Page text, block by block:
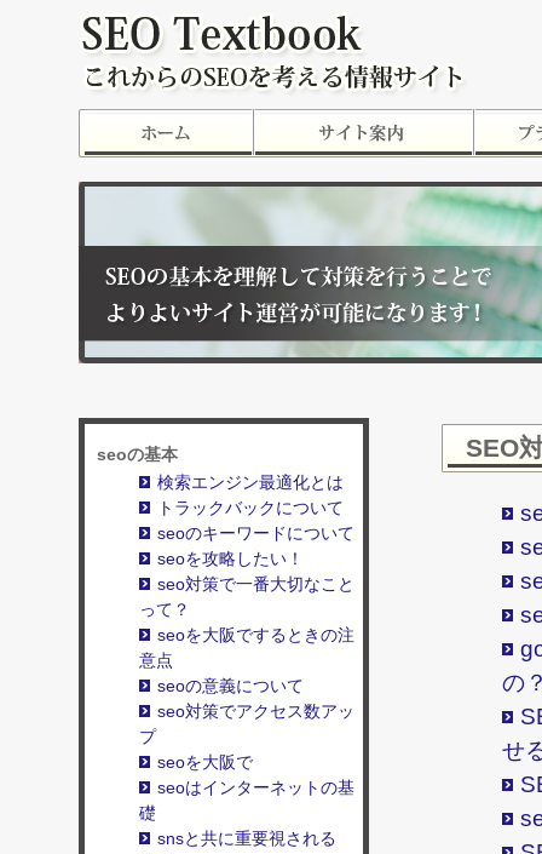
seoの基本
検索エンジン最適化とは
トラックバックについて
seoのキーワードについて
seoを攻略したい！
seo対策で一番大切なこと
って？
seoを大阪でするときの注
意点
seoの意義について
seo対策でアクセス数アッ
プ
seoを大阪で
seoはインターネットの基
礎
snsと共に重要視される
SEO
の
せ